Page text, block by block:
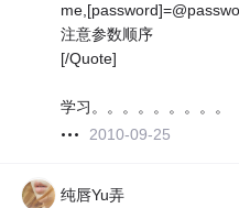
注意参数顺序
[/Quote]
学习。。。。。。。。。
2010-09-25
纯唇Yu弄